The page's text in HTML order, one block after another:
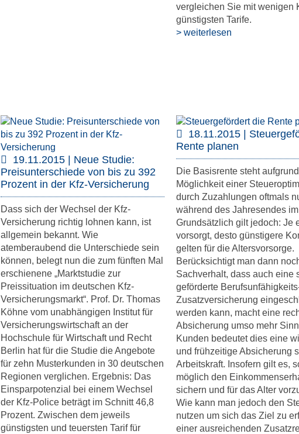
vergleichen Sie mit wenigen
günstigsten Tarife.
> weiterlesen
19.11.2015 | Neue Studie:
Preisunterschiede von bis zu 392
Prozent in der Kfz-Versicherung
Dass sich der Wechsel der Kfz-
Versicherung richtig lohnen kann, ist
allgemein bekannt. Wie
atemberaubend die Unterschiede sein
können, belegt nun die zum fünften Mal
erschienene „Marktstudie zur
Preissituation im deutschen Kfz-
Versicherungsmarkt“. Prof. Dr. Thomas
Köhne vom unabhängigen Institut für
Versicherungswirtschaft an der
Hochschule für Wirtschaft und Recht
Berlin hat für die Studie die Angebote
für zehn Musterkunden in 30 deutschen
Regionen verglichen. Ergebnis: Das
Einsparpotenzial bei einem Wechsel
der Kfz-Police beträgt im Schnitt 46,8
Prozent. Zwischen dem jeweils
günstigsten und teuersten Tarif für
18.11.2015 |
Rente planen
Die Basisrente steht
Möglichkeit einer
durch Zuzahlungen oftmals
während des Jahresendes
Grundsätzlich gilt jedoch: Je
vorsorgt, desto günstigere
gelten für die Altersvorsorge.
Berücksichtigt man dann
Sachverhalt, dass auch eine
geförderte
Zusatzversicherung
werden kann, macht eine
Absicherung umso mehr
Kunden bedeutet dies eine
und frühzeitige Absicherung
Arbeitskraft. Insofern gilt es,
möglich den
sichern und für das Alter
Wie kann man jedoch den
nutzen um sich das Ziel zu
einer ausreichenden